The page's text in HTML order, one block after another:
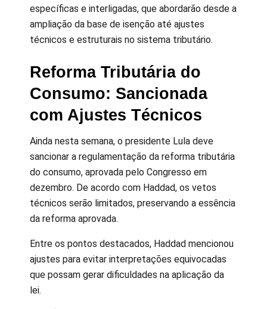
específicas e interligadas, que abordarão desde a
ampliação da base de isenção até ajustes
técnicos e estruturais no sistema tributário.
Reforma Tributária do
Consumo: Sancionada
com Ajustes Técnicos
Ainda nesta semana, o presidente Lula deve
sancionar a regulamentação da reforma tributária
do consumo, aprovada pelo Congresso em
dezembro. De acordo com Haddad, os vetos
técnicos serão limitados, preservando a essência
da reforma aprovada.
Entre os pontos destacados, Haddad mencionou
ajustes para evitar interpretações equivocadas
que possam gerar dificuldades na aplicação da
lei.